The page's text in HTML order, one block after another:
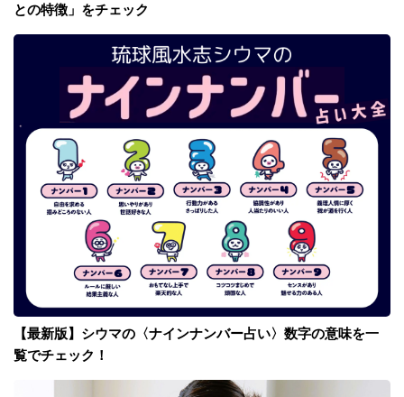
との特徴」をチェック
【最新版】シウマの〈ナインナンバー占い〉数字の意味を一
覧でチェック！